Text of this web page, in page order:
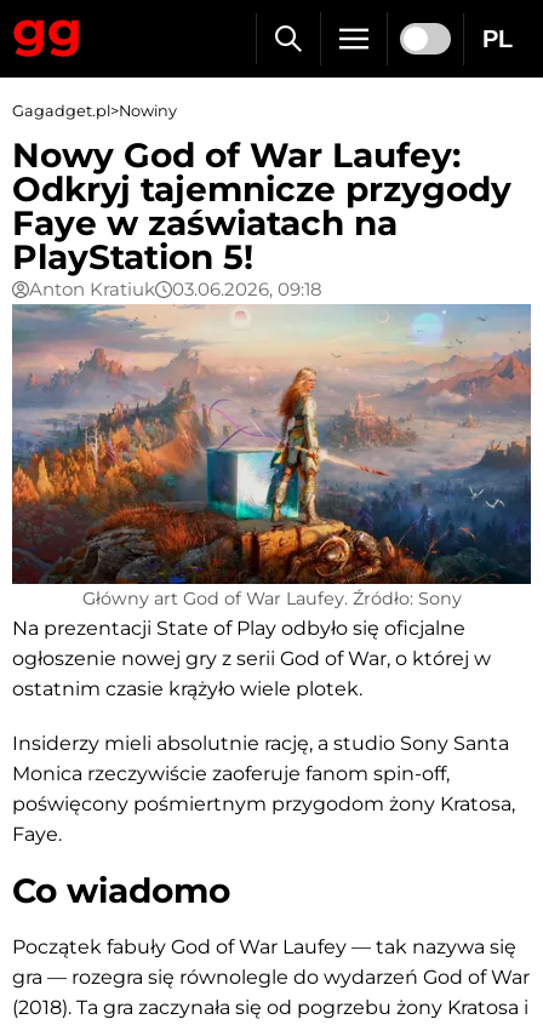
PL
Gagadget.pl>Nowiny
Nowy God of War Laufey:
Odkryj tajemnicze przygody
Faye w zaświatach na
PlayStation 5!
Anton Kratiuk 03.06.2026, 09:18
Główny art God of War Laufey. Źródło: Sony
Na prezentacji State of Play odbyło się oficjalne
ogłoszenie nowej gry z serii God of War, o której w
ostatnim czasie krążyło wiele plotek.
Insiderzy mieli absolutnie rację, a studio Sony Santa
Monica rzeczywiście zaoferuje fanom spin-off,
poświęcony pośmiertnym przygodom żony Kratosa,
Faye.
Co wiadomo
Początek fabuły God of War Laufey — tak nazywa się
gra — rozegra się równolegle do wydarzeń God of War
(2018). Ta gra zaczynała się od pogrzebu żony Kratosa i